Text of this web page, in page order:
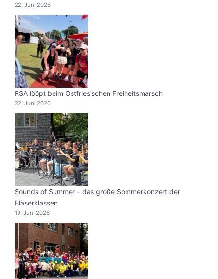
22. Juni 2026
RSA lööpt beim Ostfriesischen Freiheitsmarsch
22. Juni 2026
Sounds of Summer – das große Sommerkonzert der
Bläserklassen
19. Juni 2026